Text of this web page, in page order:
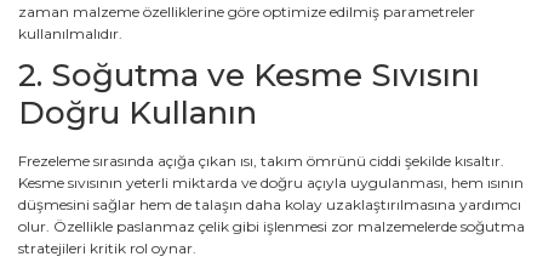
zaman malzeme özelliklerine göre optimize edilmiş parametreler
kullanılmalıdır.
2. Soğutma ve Kesme Sıvısını
Doğru Kullanın
Frezeleme sırasında açığa çıkan ısı, takım ömrünü ciddi şekilde kısaltır.
Kesme sıvısının yeterli miktarda ve doğru açıyla uygulanması, hem ısının
düşmesini sağlar hem de talaşın daha kolay uzaklaştırılmasına yardımcı
olur. Özellikle paslanmaz çelik gibi işlenmesi zor malzemelerde soğutma
stratejileri kritik rol oynar.